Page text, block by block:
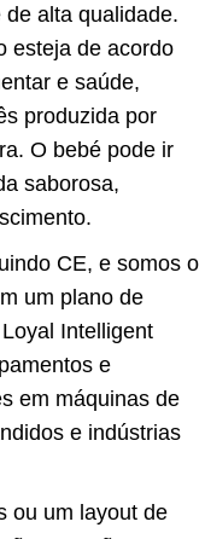
alta qualidade.
esteja de acordo
e saúde,
produzida por
O bebé pode ir
saborosa,
CE, e somos o
um plano de
Intelligent
e
em máquinas de
e indústrias
ou um layout de